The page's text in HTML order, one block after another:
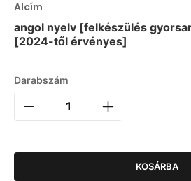
Alcím
angol nyelv [felkészülés
[2024-től érvényes]
Darabszám
KOSÁRBA